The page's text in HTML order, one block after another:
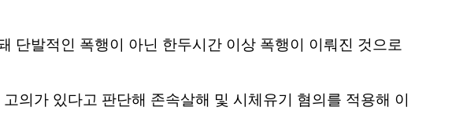
단발적인 폭행이 아닌 한두시간 이상 폭행이 이뤄진 것으로
의가 있다고 판단해 존속살해 및 시체유기 혐의를 적용해 이